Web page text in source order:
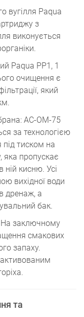
вугілля Paqua
з
виконується
Paqua PР1, 1
очищення є
який
AC-OM-75
за технологією
під тиском на
яка пропускає
ній кисню. Усі
вихідної води
дренаж, а
бак.
На заключному
смакових
запаху.
та